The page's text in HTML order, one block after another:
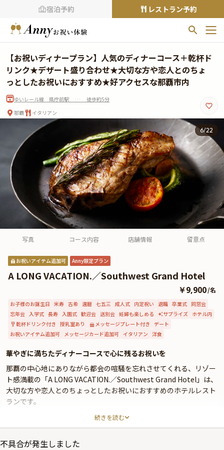
宿泊予約 レストラン予約
お気に入りプラン
お気に入りの登録がありません
プランの をクリックすることで
お気に入りに追加できます。
閲覧履歴
閲覧履歴はありません
過去に見たお店が最大10件まで表示されます。
10件を超えると、古いものから順に削除されます。
Annyお祝い体験について
Annyお祝いアイテムについて
【お祝いディナープラン】人気のディナーコース＋乾杯ド
リンク★デザート盛り合わせ★大切な方や恋人とのちょ
っとしたお祝いにおすすめ★好アクセスな那覇市内
ゆいレール線 県庁前駅 … 徒歩約5分
那覇
イタリアン
7/22
写真 コース内容 店舗情報 留意点
お祝いアイテム追加可 Anny限定プラン
A LONG VACATION.／Southwest Grand Hotel
￥9,900/名
お子様のお誕生日 米寿 古希 還暦 七五三 成人式 内定祝い 退職 卒業式 同窓会
忘年会 入学式 長寿 入園式 歓迎会 送別会 妊婦も楽しめる サプライズ ホテル内
乾杯ドリンク付き 授乳室あり メッセージプレート付き デート
お祝いアイテム追加可 メッセージカード追加可 イタリアン 洋食
華やぎに満ちたディナーコースで心に残るお祝いを
那覇の中心地にありながら都会の喧騒を忘れさせてくれる、リゾー
ト感満載の「A LONG VACATION.／Southwest Grand Hotel」は、
大切な方や恋人とのちょっとしたお祝いにおすすめのホテルレスト
ランです。
お召し上がりいただくディナーコースは、お肉や鮮魚に加え2種類
二人の特別な日を祝福するため乾杯ドリンクもお付けいたします。
続きを読む
不具合が発生しました